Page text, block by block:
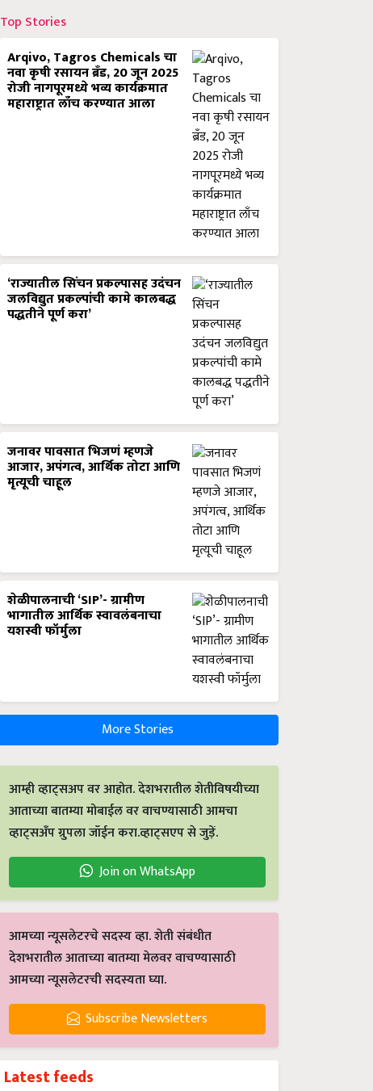
Top Stories
Arqivo, Tagros Chemicals चा
नवा कृषी रसायन ब्रँड, 20 जून 2025
रोजी नागपूरमध्ये भव्य कार्यक्रमात
महाराष्ट्रात लाँच करण्यात आला
‘राज्यातील सिंचन प्रकल्पासह उदंचन
जलविद्युत प्रकल्पांची कामे कालबद्ध
पद्धतीने पूर्ण करा’
जनावर पावसात भिजणं म्हणजे
आजार, अपंगत्व, आर्थिक तोटा आणि
मृत्यूची चाहूल
शेळीपालनाची ‘SIP’- ग्रामीण
भागातील आर्थिक स्वावलंबनाचा
यशस्वी फॉर्मुला
More Stories
आम्ही व्हाट्सअप वर आहोत. देशभरातील शेतीविषयीच्या
आताच्या बातम्या मोबाईल वर वाचण्यासाठी आमचा
व्हाट्सअँप ग्रुपला जॉईन करा.व्हाट्सएप से जुड़ें.
Join on WhatsApp
आमच्या न्यूसलेटरचे सदस्य व्हा. शेती संबंधीत
देशभरातील आताच्या बातम्या मेलवर वाचण्यासाठी
आमच्या न्यूसलेटरची सदस्यता घ्या.
Subscribe Newsletters
Latest feeds